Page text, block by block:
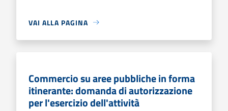
VAI ALLA PAGINA
Commercio su aree pubbliche in forma
itinerante: domanda di autorizzazione
per l'esercizio dell'attività